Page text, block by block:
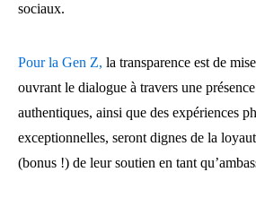
sociaux.
Pour la Gen Z, la transparence est de
ouvrant le dialogue à travers une
authentiques, ainsi que des expériences
exceptionnelles, seront dignes de la
(bonus !) de leur soutien en tant